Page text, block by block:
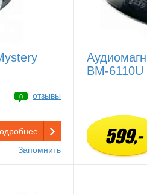
0 отзывы
Запомнить
BM-6110U
599,-